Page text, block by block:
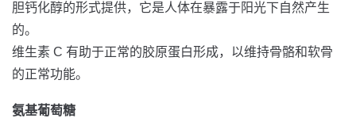
胆钙化醇的形式提供，它是人体在暴露于阳光下自然产生
的。
维生素 C 有助于正常的胶原蛋白形成，以维持骨骼和软骨
的正常功能。
氨基葡萄糖